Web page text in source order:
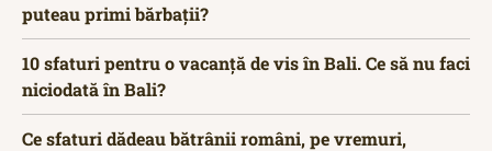
puteau primi bărbații?
10 sfaturi pentru o vacanță de vis în Bali. Ce să nu faci
niciodată în Bali?
Ce sfaturi dădeau bătrânii români, pe vremuri,